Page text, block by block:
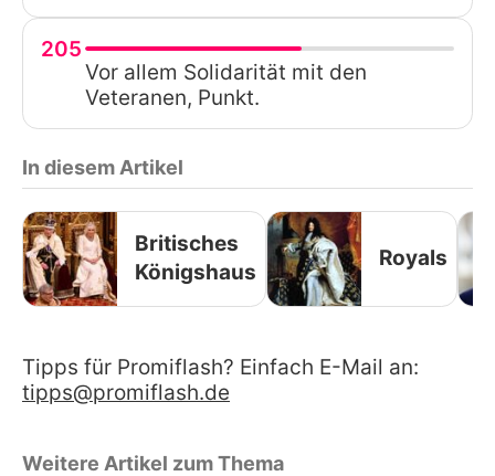
205
Vor allem Solidarität mit den
Veteranen, Punkt.
In diesem Artikel
Britisches
Königshaus
Royals
Tipps für Promiflash? Einfach E-Mail an:
tipps@promiflash.de
Weitere Artikel zum Thema